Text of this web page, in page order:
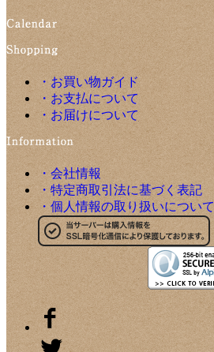
・お買い物ガイド
・お支払について
・お届けについて
・会社情報
・特定商取引法に基づく表記
・個人情報の取り扱いについて